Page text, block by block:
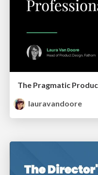
The Pragmatic
lauravandoore